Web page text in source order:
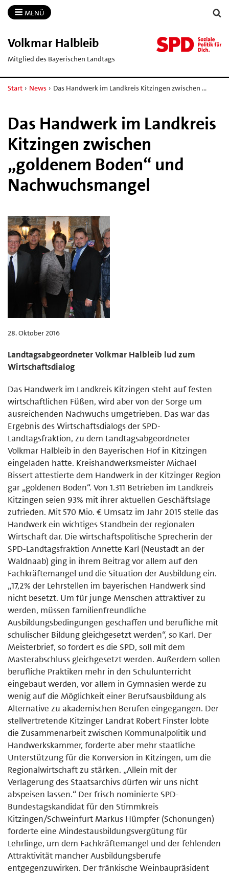
MENÜ
Volkmar Halbleib
Mitglied des Bayerischen Landtags
Start › News › Das Handwerk im Landkreis Kitzingen zwischen …
Das Handwerk im Landkreis
Kitzingen zwischen
„goldenem Boden“ und
Nachwuchsmangel
28. Oktober 2016
Landtagsabgeordneter Volkmar Halbleib lud zum
Wirtschaftsdialog
Das Handwerk im Landkreis Kitzingen steht auf festen
wirtschaftlichen Füßen, wird aber von der Sorge um
ausreichenden Nachwuchs umgetrieben. Das war das
Ergebnis des Wirtschaftsdialogs der SPD-
Landtagsfraktion, zu dem Landtagsabgeordneter
Volkmar Halbleib in den Bayerischen Hof in Kitzingen
eingeladen hatte. Kreishandwerksmeister Michael
Bissert attestierte dem Handwerk in der Kitzinger Region
gar „goldenen Boden“. Von 1.311 Betrieben im Landkreis
Kitzingen seien 93% mit ihrer aktuellen Geschäftslage
zufrieden. Mit 570 Mio. € Umsatz im Jahr 2015 stelle das
Handwerk ein wichtiges Standbein der regionalen
Wirtschaft dar. Die wirtschaftspolitische Sprecherin der
SPD-Landtagsfraktion Annette Karl (Neustadt an der
Waldnaab) ging in ihrem Beitrag vor allem auf den
Fachkräftemangel und die Situation der Ausbildung ein.
„17,2% der Lehrstellen im bayerischen Handwerk sind
nicht besetzt. Um für junge Menschen attraktiver zu
werden, müssen familienfreundliche
Ausbildungsbedingungen geschaffen und berufliche mit
schulischer Bildung gleichgesetzt werden“, so Karl. Der
Meisterbrief, so fordert es die SPD, soll mit dem
Masterabschluss gleichgesetzt werden. Außerdem sollen
berufliche Praktiken mehr in den Schulunterricht
eingebaut werden, vor allem in Gymnasien werde zu
wenig auf die Möglichkeit einer Berufsausbildung als
Alternative zu akademischen Berufen eingegangen. Der
stellvertretende Kitzinger Landrat Robert Finster lobte
die Zusammenarbeit zwischen Kommunalpolitik und
Handwerkskammer, forderte aber mehr staatliche
Unterstützung für die Konversion in Kitzingen, um die
Regionalwirtschaft zu stärken. „Allein mit der
Verlagerung des Staatsarchivs dürfen wir uns nicht
abspeisen lassen.“ Der frisch nominierte SPD-
Bundestagskandidat für den Stimmkreis
Kitzingen/Schweinfurt Markus Hümpfer (Schonungen)
forderte eine Mindestausbildungsvergütung für
Lehrlinge, um dem Fachkräftemangel und der fehlenden
Attraktivität mancher Ausbildungsberufe
entgegenzuwirken. Der fränkische Weinbaupräsident